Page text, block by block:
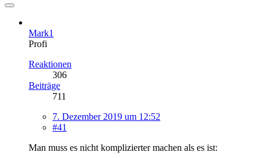
Mark1
Profi
Reaktionen
306
Beiträge
711
7. Dezember 2019 um 12:52
#41
Man muss es nicht komplizierter machen als es ist: